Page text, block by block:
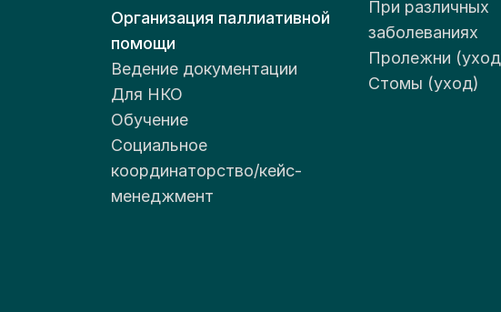
Организация паллиативной
помощи
Ведение документации
Для НКО
Обучение
Социальное
координаторство/кейс-
менеджмент
При различных
заболеваниях
Пролежни
Стомы (уход)